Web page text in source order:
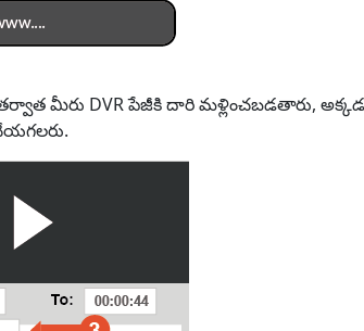
మీరు DVR పేజీకి దారి మళ్లించబడతారు,